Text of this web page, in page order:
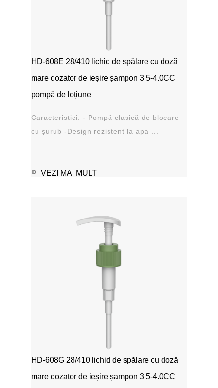
HD-608E 28/410 lichid de spălare cu doză
mare dozator de ieșire șampon 3.5-4.0CC
pompă de loțiune
Caracteristici: - Pompă clasică de blocare
cu șurub -Design rezistent la apa ...
VEZI MAI MULT
HD-608G 28/410 lichid de spălare cu doză
mare dozator de ieșire șampon 3.5-4.0CC